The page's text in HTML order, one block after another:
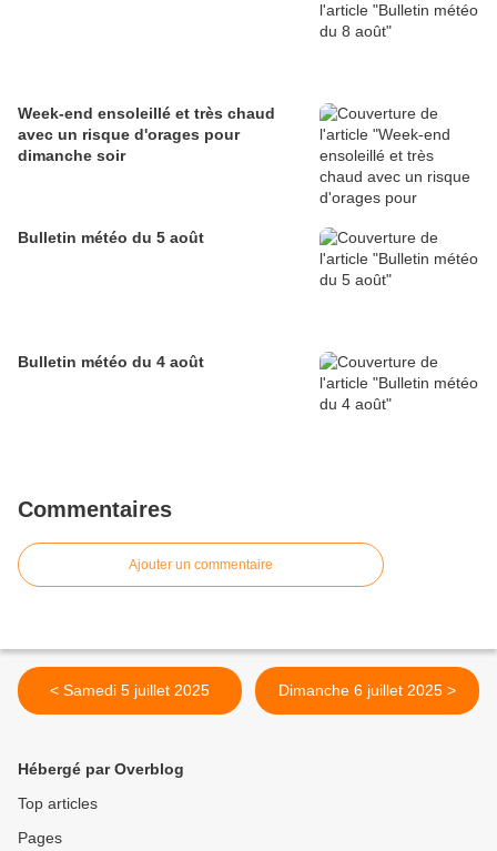
Week-end ensoleillé et très chaud
avec un risque d'orages pour
dimanche soir
Bulletin météo du 5 août
Bulletin météo du 4 août
Commentaires
Ajouter un commentaire
< Samedi 5 juillet 2025 Dimanche 6 juillet 2025 >
Hébergé par Overblog
Top articles
Pages